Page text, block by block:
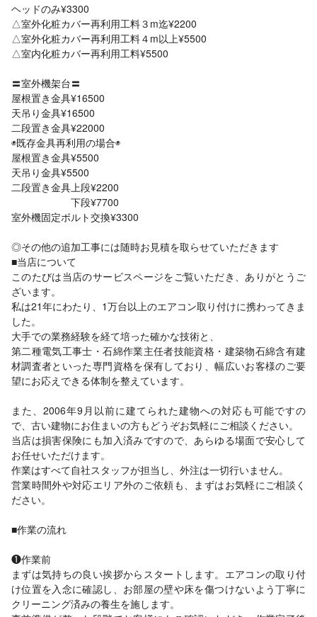
ヘッドのみ¥3300
△室外化粧カバー再利用工料３m迄¥2200
△室外化粧カバー再利用工料４m以上¥5500
△室内化粧カバー再利用工料¥5500
〓室外機架台〓
屋根置き金具¥16500
天吊り金具¥16500
二段置き金具¥22000
◉既存金具再利用の場合◉
屋根置き金具¥5500
天吊り金具¥5500
二段置き金具上段¥2200
下段¥7700
室外機固定ボルト交換¥3300
◎その他の追加工事には随時お見積を取らせていただきます
■当店について
このたびは当店のサービスページをご覧いただき、ありがとうご
ざいます。
私は21年にわたり、1万台以上のエアコン取り付けに携わってきま
した。
大手での業務経験を経て培った確かな技術と、
第二種電気工事士・石綿作業主任者技能資格・建築物石綿含有建
材調査者といった専門資格を保有しており、幅広いお客様のご要
望にお応えできる体制を整えています。
また、2006年9月以前に建てられた建物への対応も可能ですの
で、古い建物にお住まいの方もどうぞお気軽にご相談ください。
当店は損害保険にも加入済みですので、あらゆる場面で安心して
お任せいただけます。
作業はすべて自社スタッフが担当し、外注は一切行いません。
営業時間外や対応エリア外のご依頼も、まずはお気軽にご相談く
ださい。
■作業の流れ
❶作業前
まずは気持ちの良い挨拶からスタートします。エアコンの取り付
け位置を入念に確認し、お部屋の壁や床を傷つけないよう丁寧に
クリーニング済みの養生を施します。